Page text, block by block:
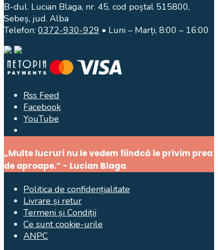
B-dul. Lucian Blaga, nr. 45, cod poștal 515800,
Sebeș, jud. Alba
Telefon: 0372-930-929 • Luni – Marți, 8:00 – 16:00
Rss Feed
Facebook
YouTube
Window
„Multe lucruri nu le vedem fiindcă le privim prea
de aproape.” - Lucian Blaga
Politica de confidențialitate
Livrare și retur
Termeni și Condiții
Ce sunt cookie-urile
ANPC